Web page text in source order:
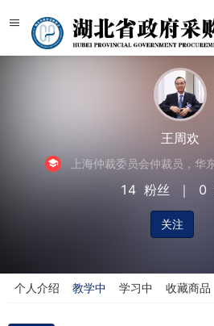
王周欢
上海仲裁委员会仲裁员，华
14 粉丝 ｜ 0
关注
个人介绍 教学中 学习中 收藏商品